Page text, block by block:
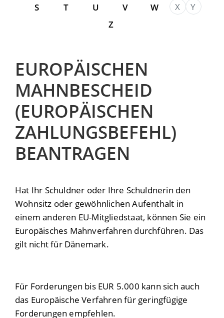
S
T U V W X
Y
Z
EUROPÄISCHEN
MAHNBESCHEID
(EUROPÄISCHEN
ZAHLUNGSBEFEHL)
BEANTRAGEN
Hat Ihr Schuldner oder Ihre Schuldnerin den
Wohnsitz oder gewöhnlichen Aufenthalt in
einem anderen EU-Mitgliedstaat, können Sie ein
Europäisches Mahnverfahren durchführen. Das
gilt nicht für Dänemark.
Für Forderungen bis EUR 5.000 kann sich auch
das Europäische Verfahren für geringfügige
Forderungen empfehlen.